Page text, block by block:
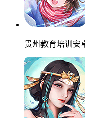
贵州教育培训安